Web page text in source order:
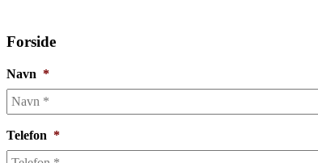
Forside
Navn *
Telefon *